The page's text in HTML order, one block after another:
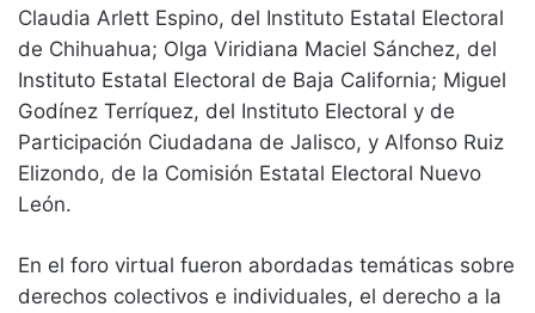
Claudia Arlett Espino, del Instituto Estatal Electoral
de Chihuahua; Olga Viridiana Maciel Sánchez, del
Instituto Estatal Electoral de Baja California; Miguel
Godínez Terríquez, del Instituto Electoral y de
Participación Ciudadana de Jalisco, y Alfonso Ruiz
Elizondo, de la Comisión Estatal Electoral Nuevo
León.
En el foro virtual fueron abordadas temáticas sobre
derechos colectivos e individuales, el derecho a la